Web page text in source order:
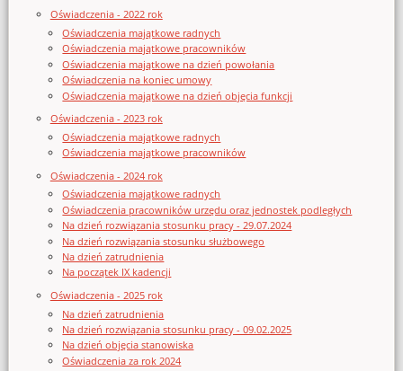
Oświadczenia - 2022 rok
Oświadczenia majątkowe radnych
Oświadczenia majątkowe pracowników
Oświadczenia majątkowe na dzień powołania
Oświadczenia na koniec umowy
Oświadczenia majątkowe na dzień objęcia funkcji
Oświadczenia - 2023 rok
Oświadczenia majątkowe radnych
Oświadczenia majątkowe pracowników
Oświadczenia - 2024 rok
Oświadczenia majątkowe radnych
Oświadczenia pracowników urzędu oraz jednostek podległych
Na dzień rozwiązania stosunku pracy - 29.07.2024
Na dzień rozwiązania stosunku służbowego
Na dzień zatrudnienia
Na początek IX kadencji
Oświadczenia - 2025 rok
Na dzień zatrudnienia
Na dzień rozwiązania stosunku pracy - 09.02.2025
Na dzień objęcia stanowiska
Oświadczenia za rok 2024